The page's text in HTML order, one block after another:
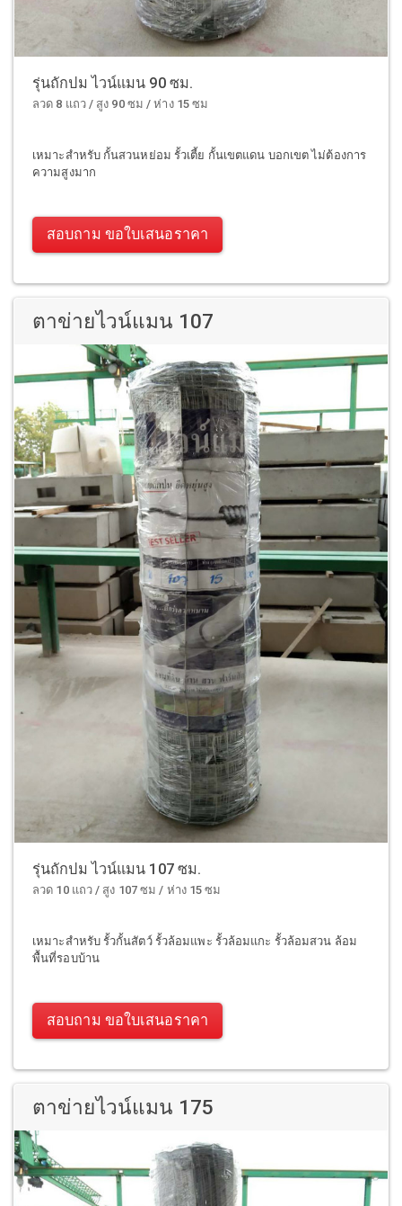
รุ่นถักปม ไวน์แมน 90 ซม.
ลวด 8 แถว / สูง 90 ซม / ห่าง 15 ซม
เหมาะสำหรับ กั้นสวนหย่อม รั้วเตี้ย กั้นเขตแดน บอกเขต ไม่ต้องการ
ความสูงมาก
สอบถาม ขอใบเสนอราคา
ตาข่ายไวน์แมน 107
รุ่นถักปม ไวน์แมน 107 ซม.
ลวด 10 แถว / สูง 107 ซม / ห่าง 15 ซม
เหมาะสำหรับ รั้วกั้นสัตว์ รั้วล้อมแพะ รั้วล้อมแกะ รั้วล้อมสวน ล้อม
พื้นที่รอบบ้าน
สอบถาม ขอใบเสนอราคา
ตาข่ายไวน์แมน 175